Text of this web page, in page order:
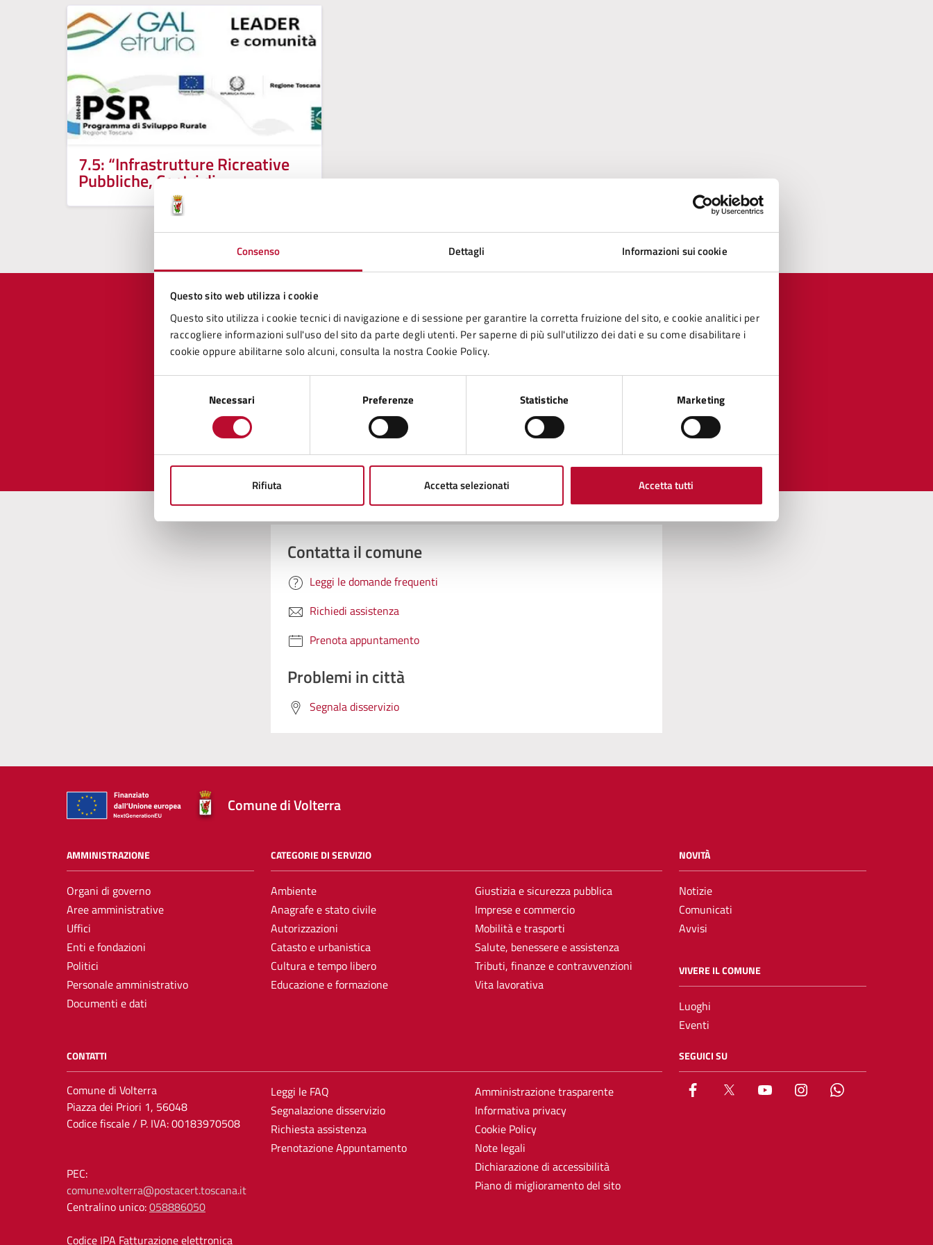
Consenso Dettagli Informazioni sui cookie
Questo sito web utilizza i cookie
Questo sito utilizza i cookie tecnici di navigazione e di sessione per garantire la corretta fruizione del sito, e cookie analitici per
raccogliere informazioni sull'uso del sito da parte degli utenti. Per saperne di più sull'utilizzo dei dati e su come disabilitare i
cookie oppure abilitarne solo alcuni, consulta la nostra Cookie Policy.
Necessari Preferenze Statistiche Marketing
Rifiuta Accetta selezionati Accetta tutti
7.5: “Infrastrutture Ricreative
Pubbliche, Centri di
Informazione Turistica e
Infrastrutture Turistiche di
Piccola Scala”
Quanto sono chiare le informazioni su questa
pagina?
Valuta 5 stelle su 5
Valuta 4 stelle su 5
Valuta 3 stelle su 5
Valuta 2 stelle su 5
Valuta 1 stelle su 5
Contatta il comune
Leggi le domande frequenti
Richiedi assistenza
Prenota appuntamento
Problemi in città
Segnala disservizio
Comune di Volterra
AMMINISTRAZIONE
Organi di governo
Aree amministrative
Uffici
Enti e fondazioni
Politici
Personale amministrativo
Documenti e dati
CATEGORIE DI SERVIZIO
Ambiente
Anagrafe e stato civile
Autorizzazioni
Catasto e urbanistica
Cultura e tempo libero
Educazione e formazione
Giustizia e sicurezza pubblica
Imprese e commercio
Mobilità e trasporti
Salute, benessere e assistenza
Tributi, finanze e contravvenzioni
Vita lavorativa
NOVITÀ
Notizie
Comunicati
Avvisi
VIVERE IL COMUNE
Luoghi
Eventi
CONTATTI
Comune di Volterra
Piazza dei Priori 1, 56048
Codice fiscale / P. IVA: 00183970508
PEC:
comune.volterra@postacert.toscana.it
Centralino unico:058886050
Codice IPA Fatturazione elettronica
Leggi le FAQ
Segnalazione disservizio
Richiesta assistenza
Prenotazione Appuntamento
Amministrazione trasparente
Informativa privacy
Cookie Policy
Note legali
Dichiarazione di accessibilità
Piano di miglioramento del sito
SEGUICI SU
Facebook YouTube Instagram